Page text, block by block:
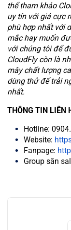
thể tham khảo
uy tín với giá cực
phù hợp nhất với
mắc hay muốn
với chúng tôi để
CloudFly còn là
mây chất lượng
dùng thử để trải
nhất.
THÔNG TIN LIÊN
Hotline:
Website:
Fanpage:
Group săn